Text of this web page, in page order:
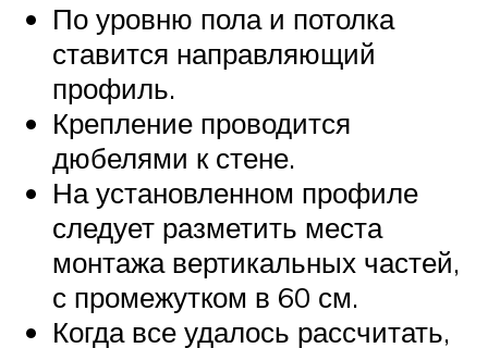
По уровню пола и потолка
ставится направляющий
профиль.
Крепление проводится
дюбелями к стене.
На установленном профиле
следует разметить места
монтажа вертикальных частей,
с промежутком в 60 см.
Когда все удалось рассчитать,